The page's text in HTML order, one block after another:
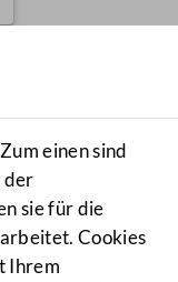
einen sind
der
sie für die
Cookies
Ihrem